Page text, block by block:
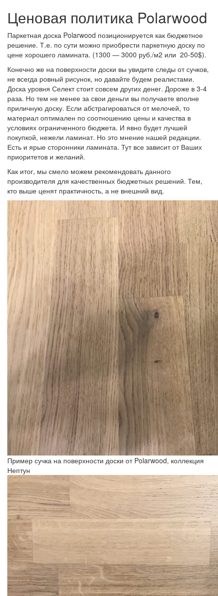
Ценовая политика Polarwood
Паркетная доска Polarwood позиционируется как бюджетное
решение. Т.е. по сути можно приобрести паркетную доску по
цене хорошего ламината. (1300 — 3000 руб./м2 или 20-50$).
Конечно же на поверхности доски вы увидите следы от сучков,
не всегда ровный рисунок, но давайте будем реалистами.
Доска уровня Селект стоит совсем других денег. Дороже в 3-4
раза. Но тем не менее за свои деньги вы получаете вполне
приличную доску. Если абстрагироваться от мелочей, то
материал оптимален по соотношению цены и качества в
условиях ограниченного бюджета. И явно будет лучшей
покупкой, нежели ламинат. Но это мнение нашей редакции.
Есть и ярые сторонники ламината. Тут все зависит от Ваших
приоритетов и желаний.
Как итог, мы смело можем рекомендовать данного
производителя для качественных бюджетных решений. Тем,
кто выше ценят практичность, а не внешний вид.
Пример сучка на поверхности доски от Polarwood, коллекция
Нептун